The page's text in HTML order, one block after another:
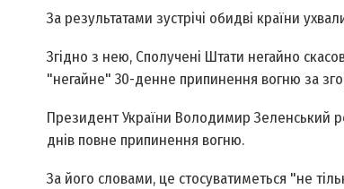
За результатами зустрічі обидві країни
Згідно з нею, Сполучені Штати негайно
"негайне" 30-денне припинення вогню за
Президент України Володимир Зеленський
днів повне припинення вогню.
За його словами, це стосуватиметься "не